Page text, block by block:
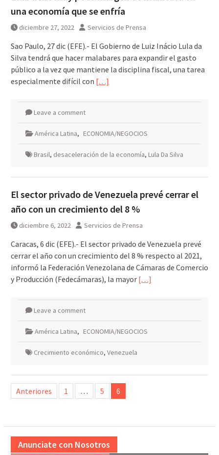
una economía que se enfría
diciembre 27, 2022 Servicios de Prensa
Sao Paulo, 27 dic (EFE).- El Gobierno de Luiz Inácio Lula da
Silva tendrá que hacer malabares para expandir el gasto
público a la vez que mantiene la disciplina fiscal, una tarea
especialmente difícil con […]
Leave a comment
América Latina, ECONOMIA/NEGOCIOS
Brasil, desaceleración de la economía, Lula Da Silva
El sector privado de Venezuela prevé cerrar el
año con un crecimiento del 8 %
diciembre 6, 2022 Servicios de Prensa
Caracas, 6 dic (EFE).- El sector privado de Venezuela prevé
cerrar el año con un crecimiento del 8 % respecto al 2021,
informó la Federación Venezolana de Cámaras de Comercio
y Producción (Fedecámaras), la mayor […]
Leave a comment
América Latina, ECONOMIA/NEGOCIOS
Crecimiento económico, Venezuela
Paginación
deAnteriores 1 … 5 6
Anunciate con Nosotros